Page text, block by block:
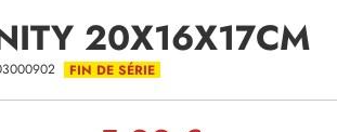
20X16X17CM
FIN DE SÉRIE